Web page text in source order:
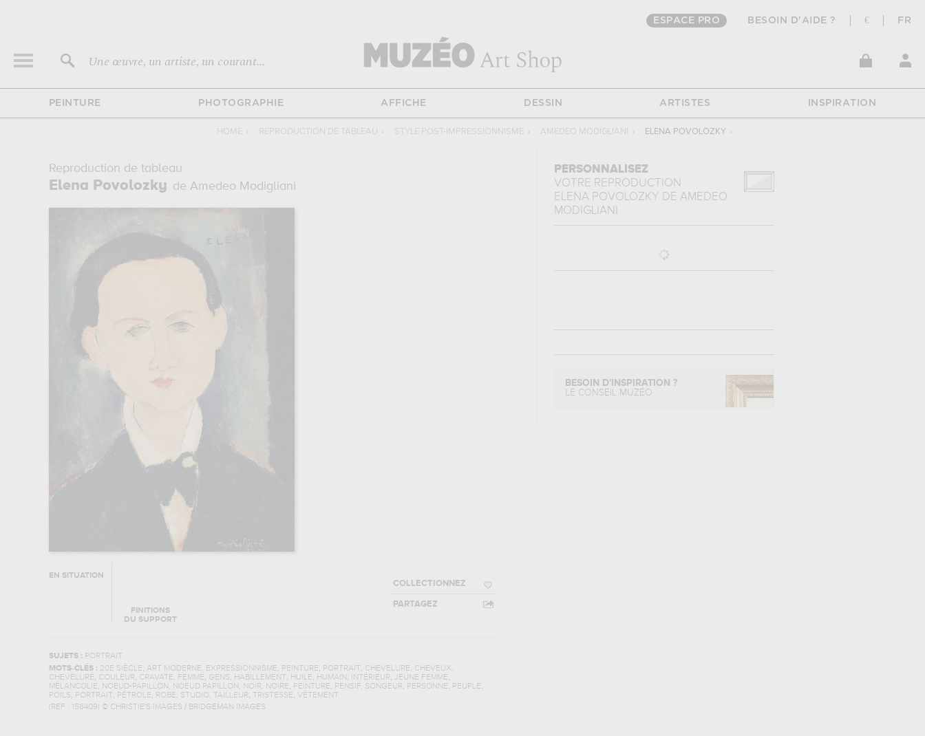
ESPACE PRO BESOIN D'AIDE ? € FR
Une œuvre, un artiste, un courant...
PEINTURE PHOTOGRAPHIE AFFICHE DESSIN ARTISTES INSPIRATION
HOME › REPRODUCTION DE TABLEAU › STYLE POST-IMPRESSIONNISME › AMEDEO MODIGLIANI › ELENA POVOLOZKY ›
Reproduction de tableau
Elena Povolozky de Amedeo Modigliani
EN SITUATION
FINITIONS
DU SUPPORT
COLLECTIONNEZ
PARTAGEZ
SUJETS : PORTRAIT
MOTS-CLÉS : 20E SIÈCLE, ART MODERNE, EXPRESSIONNISME, PEINTURE, PORTRAIT, CHEVELURE, CHEVEUX,
CHEVELURE, COULEUR, CRAVATE, FEMME, GENS, HABILLEMENT, HUILE, HUMAIN, INTÉRIEUR, JEUNE FEMME,
MÉLANCOLIE, NOEUD-PAPILLON, NOEUD PAPILLON, NOIR, NOIRE, PEINTURE, PENSIF, SONGEUR, PERSONNE, PEUPLE,
POILS, PORTRAIT, PÉTROLE, ROBE, STUDIO, TAILLEUR, TRISTESSE, VÊTEMENT
(REF :
156409) © CHRISTIE'S IMAGES / BRIDGEMAN IMAGES
PERSONNALISEZ
VOTRE REPRODUCTION
ELENA POVOLOZKY DE AMEDEO
MODIGLIANI
BESOIN D'INSPIRATION ?
LE CONSEIL MUZÉO